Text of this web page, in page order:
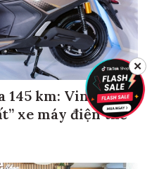
km: VinFast
xe máy điện thể
✕